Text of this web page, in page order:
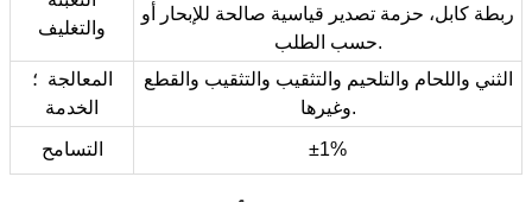
والتغليف
ربطة كابل، حزمة تصدير قياسية صالحة للإبحار أو
حسب الطلب.
المعالجة ؛
الخدمة
الثني واللحام والتلحيم والتثقيب والتثقيب والقطع
وغيرها.
التسامح ±1%